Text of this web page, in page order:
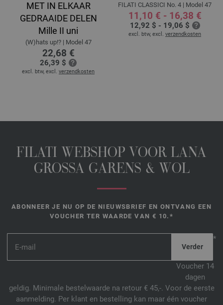
MET IN ELKAAR
GEDRAAIDE DELEN
Mille II uni
(W)hats up!? | Model 47
22,68 €
26,39 $
excl. btw, excl. verzendkosten
FILATI CLASSICI No. 4 | Model 47
11,10 € - 16,38 €
12,92 $ - 19,06 $
excl. btw, excl. verzendkosten
FILATI WEBSHOP VOOR LANA
GROSSA GARENS & WOL
ABONNEER JE NU OP DE NIEUWSBRIEF EN ONTVANG EEN
VOUCHER TER WAARDE VAN € 10.*
*
Voucher 14
dagen
geldig. Minimale bestelwaarde na retour € 45,-. Voor de eerste
aanmelding. Per klant en bestelling kan maar één voucher